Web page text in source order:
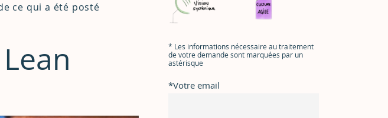
ce qui a été posté
* Les informations nécessaire au traitement
de votre demande sont marquées par un
astérisque
*Votre email